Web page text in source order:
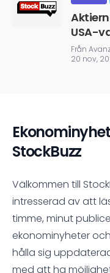
USA-
Från
20 nov,
StockBuzz
Välkommen till
intresserad av att
timme, minut
ekonominyheter
hålla sig
med att ha